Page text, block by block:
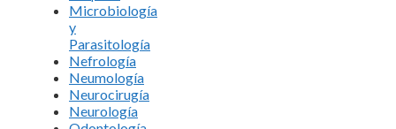
Microbiología
y
Parasitología
Nefrología
Neumología
Neurocirugía
Neurología